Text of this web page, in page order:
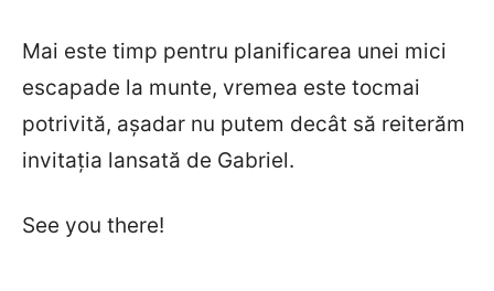
Mai este timp pentru planificarea unei mici
escapade la munte, vremea este tocmai
potrivită, așadar nu putem decât să reiterăm
invitația lansată de Gabriel.
See you there!